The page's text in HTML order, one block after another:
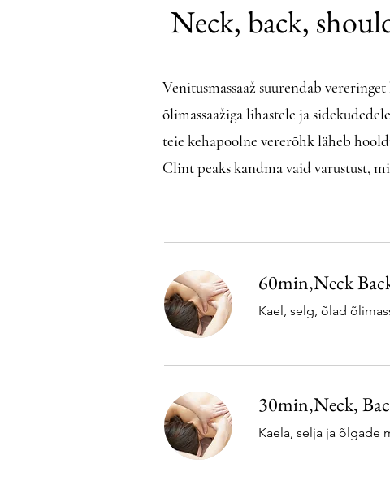
Neck, back,
Venitusmassaaž suurendab
õlimassaažiga lihastele ja
teie kehapoolne vererõhk läheb
Clint peaks kandma vaid varustust,
60min,Neck
Kael, selg, õlad
30min,Neck,
Kaela, selja ja õlgade